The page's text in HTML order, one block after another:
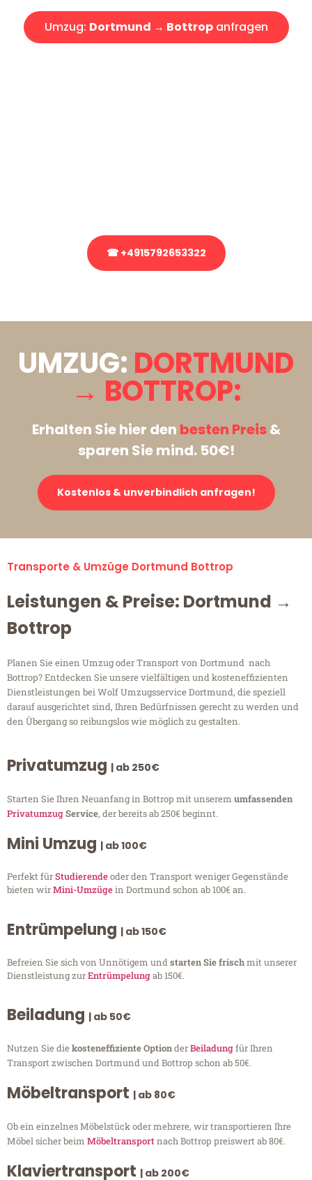
Umzug: Dortmund → Bottropanfragen
☎ +4915792653322
UMZUG: DORTMUND
→ BOTTROP:
Erhalten Sie hier den besten Preis&
sparen Sie mind. 50€!
Kostenlos & unverbindlich anfragen!
Transporte & Umzüge Dortmund Bottrop
Leistungen & Preise: Dortmund →
Bottrop
Planen Sie einen Umzug oder Transport von Dortmund nach
Bottrop? Entdecken Sie unsere vielfältigen und kosteneffizienten
Dienstleistungen bei Wolf Umzugsservice Dortmund, die speziell
darauf ausgerichtet sind, Ihren Bedürfnissen gerecht zu werden und
den Übergang so reibungslos wie möglich zu gestalten.
Privatumzug | ab 250€
Starten Sie Ihren Neuanfang in Bottrop mit unserem umfassenden
PrivatumzugService, der bereits ab 250€ beginnt.
Mini Umzug | ab 100€
Perfekt fürStudierendeoder den Transport weniger Gegenstände
bieten wirMini-Umzügein Dortmund schon ab 100€ an.
Entrümpelung | ab 150€
Befreien Sie sich von Unnötigem undstarten Sie frischmit unserer
Dienstleistung zurEntrümpelungab 150€.
Beiladung | ab 50€
Nutzen Sie diekosteneffiziente OptionderBeiladungfür Ihren
Transport zwischen Dortmund und Bottrop schon ab 50€.
Möbeltransport | ab 80€
Ob ein einzelnes Möbelstück oder mehrere, wir transportieren Ihre
Möbel sicher beim Möbeltransportnach Bottrop preiswert ab 80€.
Klaviertransport | ab 200€